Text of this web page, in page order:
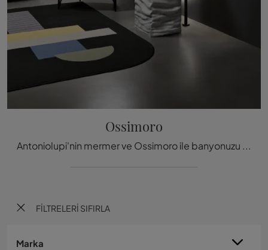
FILTRELERI SIFIRLA
Marka
Ossimoro
Antoniolupi'nin mermer ve Ossimoro ile banyonuzu mükemmel tasarlayın.